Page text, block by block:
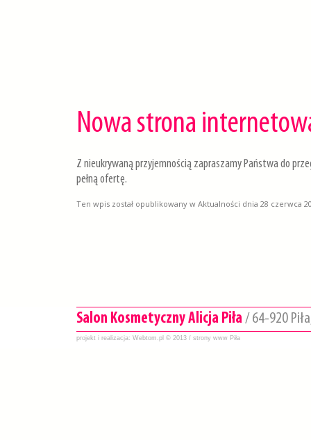
Nowa strona
Z nieukrywaną przyjemnością zapraszamy Państwa do
pełną ofertę.
Ten wpis został opublikowany w Aktualności dnia 28 czerwca
Salon Kosmetyczny Alicja Piła/ 64-920
projekt i realizacja: Webtom.pl © 2013 / strony www Piła